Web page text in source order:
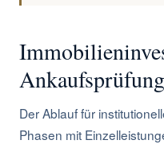
Der Ablauf für
Phasen mit